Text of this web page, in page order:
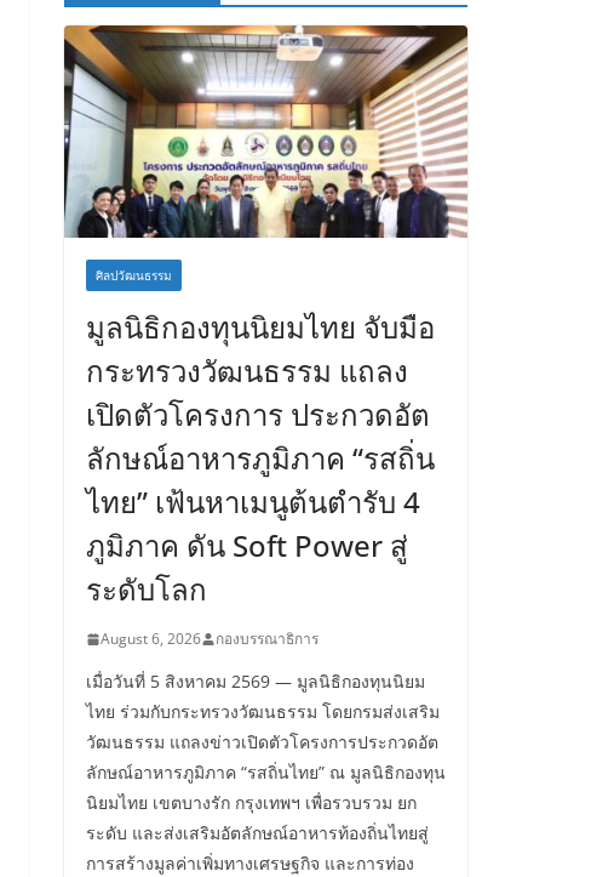
ศิลปวัฒนธรรม
มูลนิธิกองทุนนิยมไทย จับมือ
กระทรวงวัฒนธรรม แถลง
เปิดตัวโครงการ ประกวดอัต
ลักษณ์อาหารภูมิภาค “รสถิ่น
ไทย” เฟ้นหาเมนูต้นตำรับ 4
ภูมิภาค ดัน Soft Power สู่
ระดับโลก
August 6, 2026 กองบรรณาธิการ
เมื่อวันที่ 5 สิงหาคม 2569 — มูลนิธิกองทุนนิยม
ไทย ร่วมกับกระทรวงวัฒนธรรม โดยกรมส่งเสริม
วัฒนธรรม แถลงข่าวเปิดตัวโครงการประกวดอัต
ลักษณ์อาหารภูมิภาค “รสถิ่นไทย” ณ มูลนิธิกองทุน
นิยมไทย เขตบางรัก กรุงเทพฯ เพื่อรวบรวม ยก
ระดับ และส่งเสริมอัตลักษณ์อาหารท้องถิ่นไทยสู่
การสร้างมูลค่าเพิ่มทางเศรษฐกิจ และการท่อง